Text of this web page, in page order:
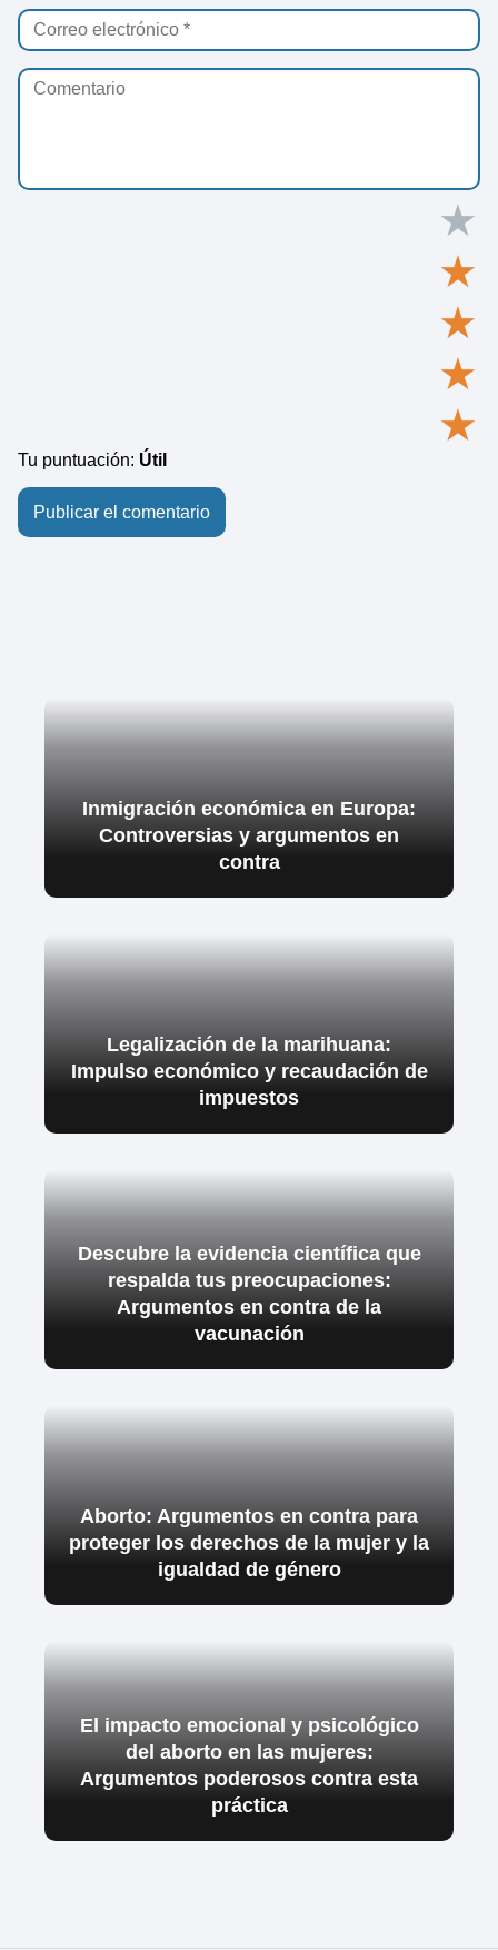
★
★
★
★
★
Tu puntuación: Útil
Inmigración económica en Europa:
Controversias y argumentos en
contra
Legalización de la marihuana:
Impulso económico y recaudación de
impuestos
Descubre la evidencia científica que
respalda tus preocupaciones:
Argumentos en contra de la
vacunación
Aborto: Argumentos en contra para
proteger los derechos de la mujer y la
igualdad de género
El impacto emocional y psicológico
del aborto en las mujeres:
Argumentos poderosos contra esta
práctica